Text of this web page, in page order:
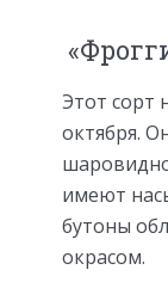
Этот сорт
октября.
имеют
бутоны
окрасом.